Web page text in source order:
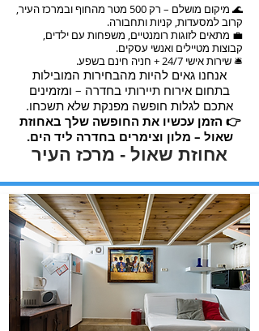
🌊 מיקום מושלם – רק 500 מטר מהחוף ובמרכז העיר,
קרוב למסעדות, קניות ותחבורה.
💼 מתאים לזוגות רומנטיים, משפחות עם ילדים,
קבוצות מטיילים ואנשי עסקים.
🛎️ שירות אישי 24/7 + חניה חינם בשפע.
אנחנו גאים להיות מהבחירות המובילות
בתחום אירוח תיירותי בחדרה – ומזמינים
אתכם לגלות חופשה מפנקת שלא תשכחו.
👉 הזמן עכשיו את החופשה שלך באחוזת
שאול – מלון וצימרים בחדרה ליד הים.
אחוזת שאול - מרכז העיר